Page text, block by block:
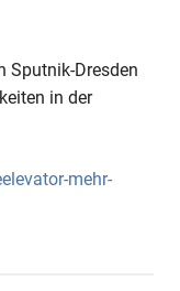
Sputnik-Dresden
in der
mehr-